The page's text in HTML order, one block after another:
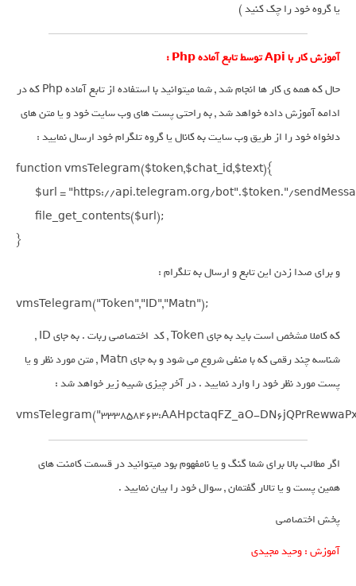
یا گروه خود را چک کنید )
آموزش کار با Api توسط تابع آماده Php :
حال که همه ی کار ها انجام شد , شما میتوانید با استفاده از تابع آماده Php که در
ادامه آموزش داده خواهد شد , به راحتی پست های وب سایت خود و یا متن های
دلخواه خود را از طریق وب سایت به کانال یا گروه تلگرام خود ارسال نمایید :
function vmsTelegram($token,$chat_id,$text){
}
و برای صدا زدن این تابع و ارسال به تلگرام :
vmsTelegram("Token","ID","Matn");
که کاملا مشخص است باید به جای Token , کد اختصاصی ربات . به جای ID ,
شناسه چند رقمی که با منفی شروع می شود و به جای Matn , متن مورد نظر و یا
پست مورد نظر خود را وارد نمایید . در آخر چیزی شبیه زیر خواهد شد :
vmsTelegram("333858463:AAHpctaqFZ_aO-
اگر مطالب بالا برای شما گنگ و یا نامفهوم بود میتوانید در قسمت کامنت های
همین پست و یا تالار گفتمان , سوال خود را بیان نمایید .
پخش اختصاصی
آموزش : وحید مجیدی